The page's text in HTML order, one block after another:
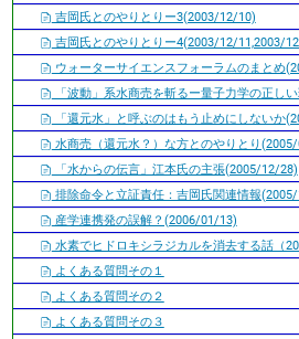
吉岡氏とのやりとりー3(2003/12/10)
吉岡氏とのやりとりー4(2003/12/11,2003/
ウォーターサイエンスフォーラムのまとめ
「波動」系水商売を斬るー量子力学の正し
「還元水」と呼ぶのはもう止めにしないか
水商売（還元水？）な方とのやりとり
「水からの伝言」江本氏の主張(2005/12/28)
排除命令と立証責任：吉岡氏関連情報
産学連携発の誤解？(2006/01/13)
水素でヒドロキシラジカルを消去する話（
よくある質問その１
よくある質問その２
よくある質問その３